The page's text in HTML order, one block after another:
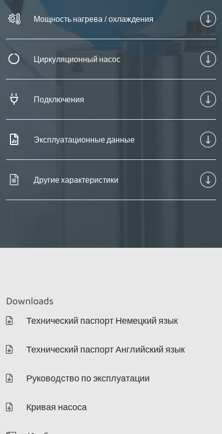
Мощность нагрева / охлаждения
Циркуляционный насос
Подключения
Эксплуатационные данные
Другие характеристики
Downloads
Технический паспорт Немецкий язык
Технический паспорт Английский язык
Руководство по эксплуатации
Кривая насоса